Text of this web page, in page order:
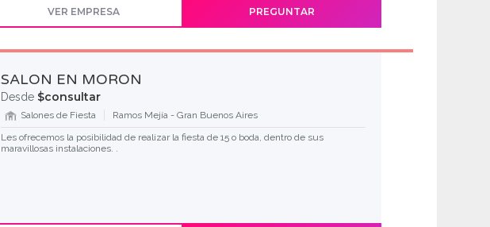
VER EMPRESA PREGUNTAR
SALON EN MORON
Desde $consultar
Salones de Fiesta
Ramos Mejía - Gran Buenos Aires
Les ofrecemos la posibilidad de realizar la fiesta de 15 o boda, dentro de sus
maravillosas instalaciones. .